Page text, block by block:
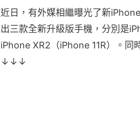
近日，有外媒相繼曝光了新
出三款全新升級版手機，分別是
iPhone XR2（iPhone 11R）。同
↓↓↓